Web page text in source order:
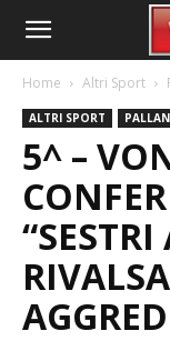
Home Altri Sport
ALTRI SPORT
5^ –